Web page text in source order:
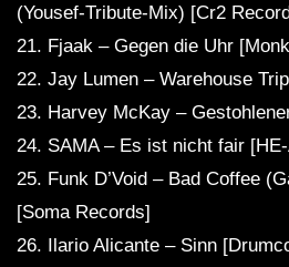
(Yousef-Tribute-Mix) [Cr2
21. Fjaak – Gegen die Uhr
22. Jay Lumen – Warehouse
23. Harvey McKay –
24. SAMA – Es ist nicht fair
25. Funk D’Void – Bad Coffee
[Soma Records]
26. Ilario Alicante – Sinn